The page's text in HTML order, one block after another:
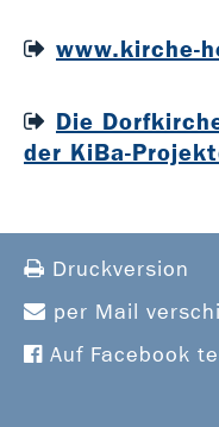
www.kirche-
Die
der KiBa-
Druckversion
per Mail
Auf Facebook